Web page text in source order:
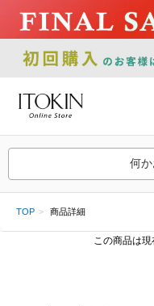
何
TOP 商品詳細
この商品は